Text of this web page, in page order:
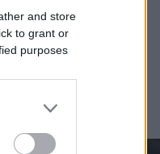
and store
to grant or
purposes